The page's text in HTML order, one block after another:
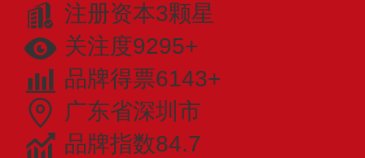
注册资本3颗星
关注度9295+
品牌得票6143+
广东省深圳市
品牌指数84.7